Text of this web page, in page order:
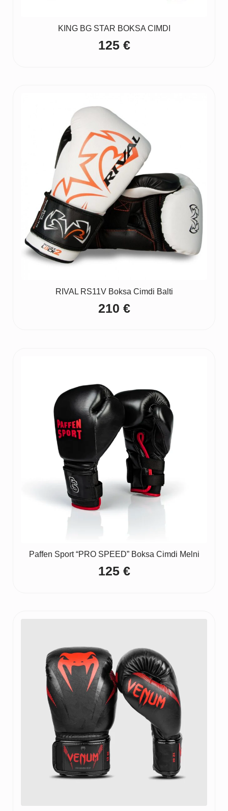
KING BG STAR BOKSA CIMDI
125 €
RIVAL RS11V Boksa Cimdi Balti
210 €
Paffen Sport “PRO SPEED” Boksa Cimdi Melni
125 €